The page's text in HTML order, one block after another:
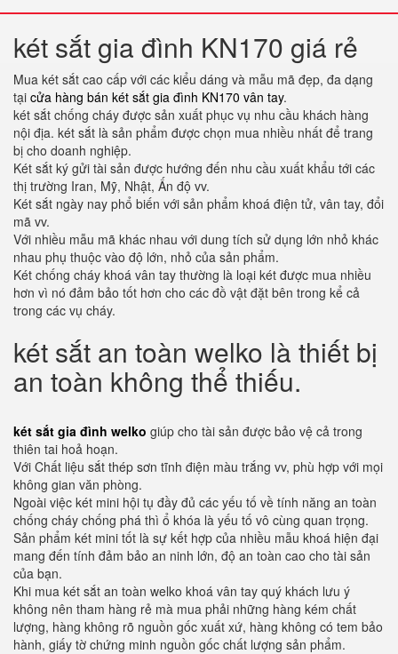
két sắt gia đình KN170 giá rẻ
Mua két sắt cao cấp với các kiểu dáng và mẫu mã đẹp, đa dạng
tại cửa hàng bán két sắt gia đình KN170 vân tay.
két sắt chống cháy được sản xuất phục vụ nhu cầu khách hàng
nội địa. két sắt là sản phẩm được chọn mua nhiều nhất để trang
bị cho doanh nghiệp.
Két sắt ký gửi tài sản được hướng đến nhu cầu xuất khẩu tới các
thị trường Iran, Mỹ, Nhật, Ấn độ vv.
Két sắt ngày nay phổ biến với sản phẩm khoá điện tử, vân tay, đổi
mã vv.
Với nhiều mẫu mã khác nhau với dung tích sử dụng lớn nhỏ khác
nhau phụ thuộc vào độ lớn, nhỏ của sản phẩm.
Két chống cháy khoá vân tay thường là loại két được mua nhiều
hơn vì nó đảm bảo tốt hơn cho các đồ vật đặt bên trong kể cả
trong các vụ cháy.
két sắt an toàn welko là thiết bị
an toàn không thể thiếu.
két sắt gia đình welko giúp cho tài sản được bảo vệ cả trong
thiên tai hoả hoạn.
Với Chất liệu sắt thép sơn tĩnh điện màu trắng vv, phù hợp với mọi
không gian văn phòng.
Ngoài việc két mini hội tụ đầy đủ các yếu tố về tính năng an toàn
chống cháy chống phá thì ổ khóa là yếu tố vô cùng quan trọng.
Sản phẩm két mini tốt là sự kết hợp của nhiều mẫu khoá hiện đại
mang đến tính đảm bảo an ninh lớn, độ an toàn cao cho tài sản
của bạn.
Khi mua két sắt an toàn welko khoá vân tay quý khách lưu ý
không nên tham hàng rẻ mà mua phải những hàng kém chất
lượng, hàng không rõ nguồn gốc xuất xứ, hàng không có tem bảo
hành, giấy tờ chứng minh nguồn gốc chất lượng sản phẩm.